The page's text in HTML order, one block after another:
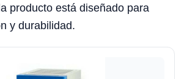
producto está diseñado para
y durabilidad.